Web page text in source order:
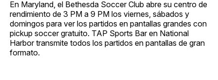
En Maryland, el Bethesda Soccer Club abre su centro de
rendimiento de 3 PM a 9 PM los viernes, sábados y
domingos para ver los partidos en pantallas grandes con
pickup soccer gratuito. TAP Sports Bar en National
Harbor transmite todos los partidos en pantallas de gran
formato.